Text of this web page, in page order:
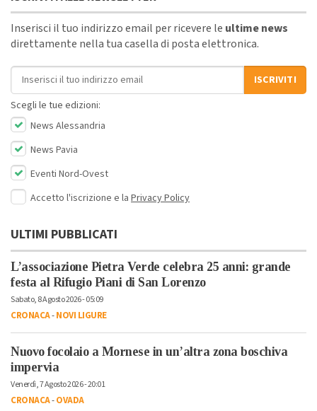
Inserisci il tuo indirizzo email per ricevere le ultime news
direttamente nella tua casella di posta elettronica.
Indirizzo email
ISCRIVITI
Scegli le tue edizioni:
News Alessandria
News Pavia
Eventi Nord-Ovest
Accetto l'iscrizione e la Privacy Policy
ULTIMI PUBBLICATI
L’associazione Pietra Verde celebra 25 anni: grande
festa al Rifugio Piani di San Lorenzo
Sabato, 8 Agosto 2026 - 05:09
CRONACA-NOVI LIGURE
Nuovo focolaio a Mornese in un’altra zona boschiva
impervia
Venerdì, 7 Agosto 2026 - 20:01
CRONACA-OVADA